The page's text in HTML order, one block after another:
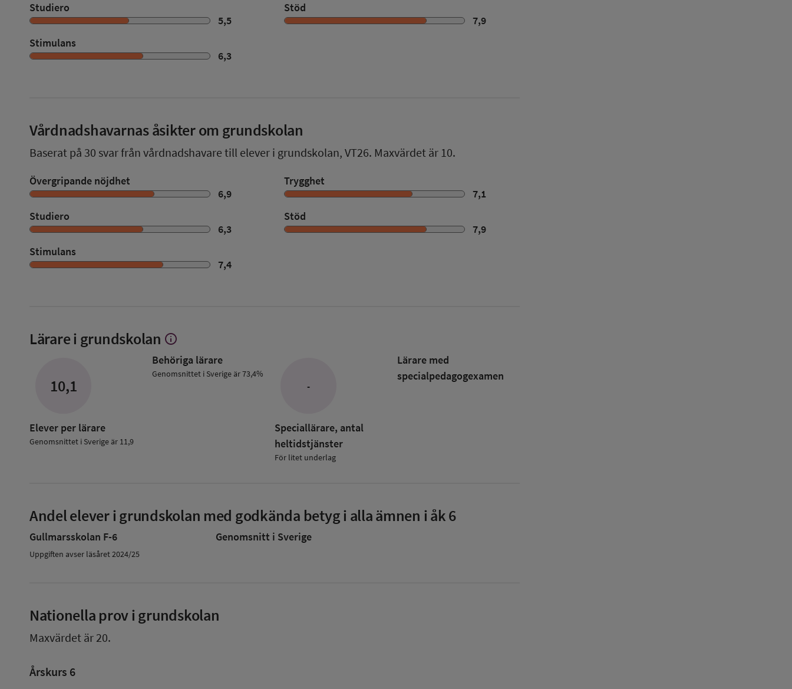
Studiero
5,5
Stöd
7,9
Stimulans
6,3
Vårdnadshavarnas åsikter om grundskolan
Baserat på 30 svar från vårdnadshavare till elever i grundskolan, VT26. Maxvärdet är 10.
Övergripande nöjdhet
6,9
Trygghet
7,1
Studiero
6,3
Stöd
7,9
Stimulans
7,4
Lärare i grundskolan Visa
om
Lärare
info
10,1
Elever per lärare
Genomsnittet i Sverige är 11,9
Behöriga lärare
Genomsnittet i Sverige är 73,4%
-
Speciallärare, antal
heltidstjänster
För litet underlag
Lärare med
specialpedagog­examen
Andel elever i grundskolan med godkända betyg i alla ämnen i åk 6
Gullmarsskolan F-6 Genomsnitt i Sverige
Uppgiften avser läsåret 2024/25
Nationella prov i grundskolan
Maxvärdet är 20.
Årskurs 6